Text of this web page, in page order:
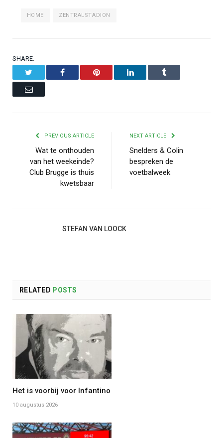
HOME ZENTRALSTADION
SHARE.
Facebook Pinterest LinkedIn Tumblr
Email
PREVIOUS ARTICLE
Wat te onthouden
van het weekeinde?
Club Brugge is thuis
kwetsbaar
NEXT ARTICLE
Snelders & Colin
bespreken de
voetbalweek
STEFAN VAN LOOCK
RELATED POSTS
Het is voorbij voor Infantino
10 augustus 2026